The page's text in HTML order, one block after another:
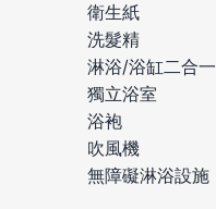
衛生紙
洗髮精
淋浴/浴缸二合一
獨立浴室
浴袍
吹風機
無障礙淋浴設施